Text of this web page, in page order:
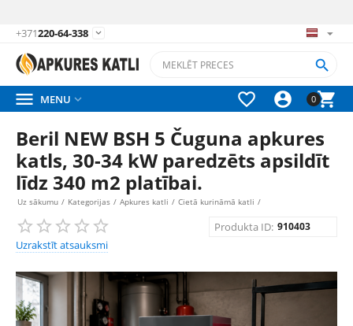
+371220-64-338 
0



 MENU 
Beril NEW BSH 5 Čuguna apkures
katls, 30-34 kW paredzēts apsildīt
līdz 340 m2 platībai.
Uz sākumu / Kategorijas / Apkures katli / Cietā kurināmā katli /
Uzrakstīt atsauksmi
Produkta ID: 910403